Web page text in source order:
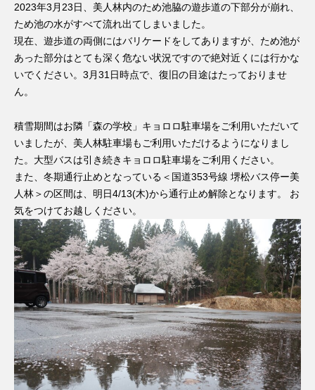
2023年3月23日、美人林内のため池脇の遊歩道の下部分が崩れ、
ため池の水がすべて流れ出てしまいました。
現在、遊歩道の両側にはバリケードをしてありますが、ため池が
あった部分はとても深く危ない状況ですので絶対近くには行かな
いでください。 3月31日時点で、復旧の目途はたっておりませ
ん。
積雪期間はお隣「森の学校」キョロロ駐車場をご利用いただいて
いましたが、美人林駐車場もご利用いただけるようになりまし
た。大型バスは引き続きキョロロ駐車場をご利用ください。
また、冬期通行止めとなっている＜国道353号線 堺松バス停ー美
人林＞の区間は、明日4/13(木)から通行止め解除となります。 お
気をつけてお越しください。